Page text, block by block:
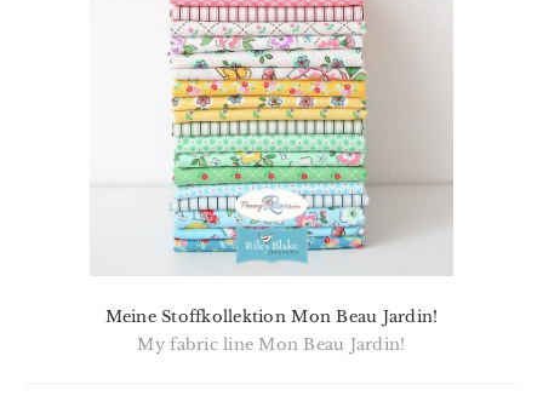
Meine Stoffkollektion Mon Beau Jardin!
My fabric line Mon Beau Jardin!